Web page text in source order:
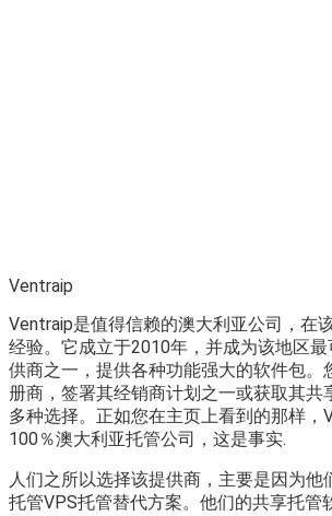
Ventraip
Ventraip是值得信赖的澳大利亚公司，在
经验。它成立于2010年，并成为该地区
供商之一，提供各种功能强大的软件包。
册商，签署其经销商计划之一或获取其共
多种选择。正如您在主页上看到的那样，
100％澳大利亚托管公司，这是事实.
人们之所以选择该提供商，主要是因为他
托管VPS托管替代方案。他们的共享托管